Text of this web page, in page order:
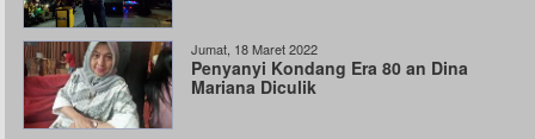
Jumat, 18 Maret 2022
Penyanyi Kondang Era 80 an Dina
Mariana Diculik